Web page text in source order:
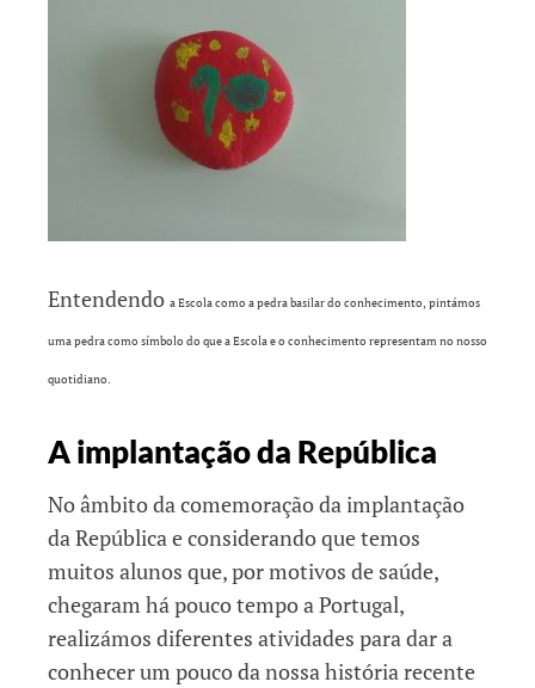
Entendendo a Escola como a pedra basilar do conhecimento, pintámos
uma pedra como símbolo do que a Escola e o conhecimento representam no nosso
quotidiano.
A implantação da República
No âmbito da comemoração da implantação
da República e considerando que temos
muitos alunos que, por motivos de saúde,
chegaram há pouco tempo a Portugal,
realizámos diferentes atividades para dar a
conhecer um pouco da nossa história recente